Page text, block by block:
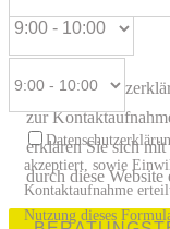
zur
erklären Sie sich
durch diese Website
akzeptiert, sowie
Kontaktaufnahme
Nutzung dieses